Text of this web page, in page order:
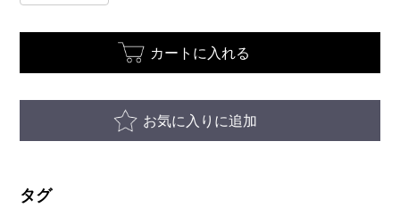
カートに入れる
お気に入りに追加
タグ